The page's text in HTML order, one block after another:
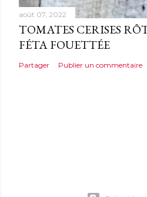
août 07, 2022
TOMATES CERISES
FÉTA FOUETTÉE
Partager Publier un commentaire